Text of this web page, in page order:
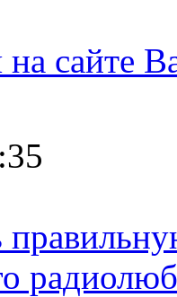
на сайте